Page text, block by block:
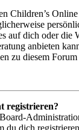
Children’s
auf dich oder die
anbieten
zu diesem
registrieren?
du dich